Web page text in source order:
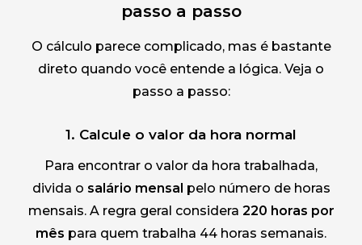
passo a passo
O cálculo parece complicado, mas é bastante
direto quando você entende a lógica. Veja o
passo a passo:
1. Calcule o valor da hora normal
Para encontrar o valor da hora trabalhada,
divida o salário mensal pelo número de horas
mensais. A regra geral considera 220 horas por
mês para quem trabalha 44 horas semanais.